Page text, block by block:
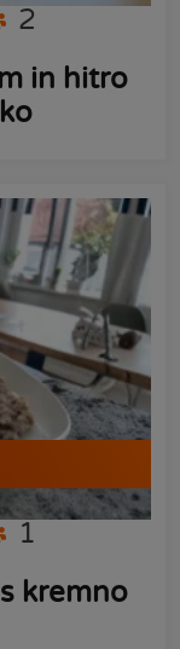
2
in hitro
1
kremno